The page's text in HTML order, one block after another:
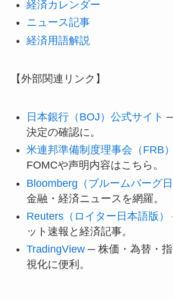
経済カレンダー
ニュース記事
経済用語解説
【外部関連リンク】
日本銀行（BOJ）公式サイト
決定の確認に。
米連邦準備制度理事会（FRB
FOMCや声明内容はこちら。
Bloomberg（ブルームバーグ日
金融・経済ニュースを網羅。
Reuters（ロイター日本語版）
ット速報と経済記事。
TradingView─ 株価・為替・
視化に便利。